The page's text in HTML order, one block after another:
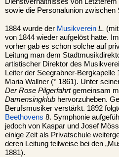
sowie die Personalunion
1884 wurde der Musikverein L.
von 1844 wieder aufgelöst hatte.
vorher gab es schon solche auf
Leitung man dem
artistischer Direktor des
Leiter der Seegrabner-
Maria Wallner (* 1861). Unter
Der Rose Pilgerfahrtgemeinsam
Damensingklub hervorzuheben.
Berufsmusiker verstärkt. 1892
Beethovens 8. Symphonie
jedoch von Kaspar und Josef
einige Zeit als Privatschule
deren Leitung teilweise bei den
1881).